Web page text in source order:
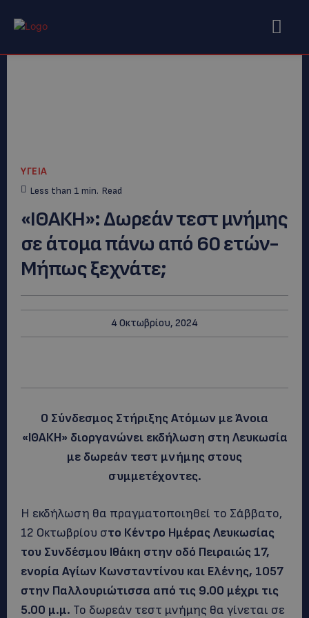
ΥΓΕΙΑ
Less than 1 min. Read
«ΙΘΑΚΗ»: Δωρεάν τεστ μνήμης
σε άτομα πάνω από 60 ετών-
Μήπως ξεχνάτε;
4 Οκτωβρίου, 2024
Ο Σύνδεσμος Στήριξης Ατόμων με Άνοια
«ΙΘΑΚΗ» διοργανώνει εκδήλωση στη Λευκωσία
με δωρεάν τεστ μνήμης στους
συμμετέχοντες.
Η εκδήλωση θα πραγματοποιηθεί το Σάββατο,
12 Οκτωβρίου στο Κέντρο Ημέρας Λευκωσίας
του Συνδέσμου Ιθάκη στην οδό Πειραιώς 17,
ενορία Αγίων Κωνσταντίνου και Ελένης, 1057
στην Παλλουριώτισσα από τις 9.00 μέχρι τις
5.00 μ.μ. Το δωρεάν τεστ μνήμης θα γίνεται σε